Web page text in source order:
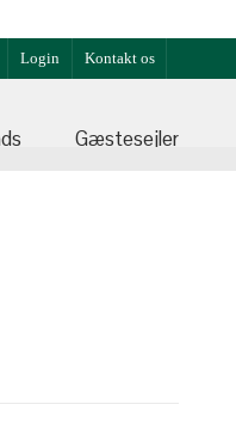
Login Kontakt os
Gæstesejler